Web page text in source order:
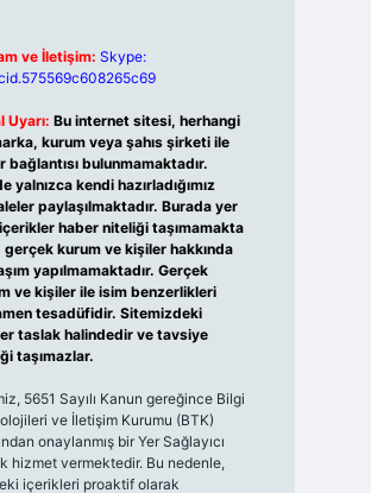
ve İletişim: Skype:
Uyarı: Bu internet sitesi, herhangi
kurum veya şahıs şirketi ile
bağlantısı bulunmamaktadır.
yalnızca kendi hazırladığımız
paylaşılmaktadır. Burada yer
haber niteliği taşımamakta
gerçek kurum ve kişiler hakkında
yapılmamaktadır. Gerçek
ve kişiler ile isim benzerlikleri
tesadüfidir. Sitemizdeki
taslak halindedir ve tavsiye
taşımazlar.
5651 Sayılı Kanun gereğince Bilgi
ve İletişim Kurumu (BTK)
onaylanmış bir Yer Sağlayıcı
hizmet vermektedir. Bu nedenle,
içerikleri proaktif olarak